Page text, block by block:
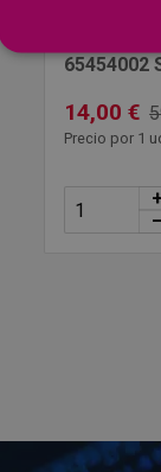
65454002
14,00 €
Precio por 1
+
–